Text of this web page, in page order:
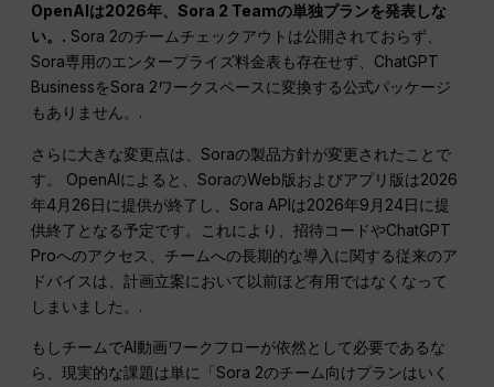
OpenAIは2026年、Sora 2 Teamの単独プランを発表しな
い。. Sora 2のチームチェックアウトは公開されておらず、
Sora専用のエンタープライズ料金表も存在せず、ChatGPT
BusinessをSora 2ワークスペースに変換する公式パッケージ
もありません。.
さらに大きな変更点は、Soraの製品方針が変更されたことで
す。 OpenAIによると、SoraのWeb版およびアプリ版は2026
年4月26日に提供が終了し、Sora APIは2026年9月24日に提
供終了となる予定です。これにより、招待コードやChatGPT
Proへのアクセス、チームへの長期的な導入に関する従来のア
ドバイスは、計画立案において以前ほど有用ではなくなって
しまいました。.
もしチームでAI動画ワークフローが依然として必要であるな
ら、現実的な課題は単に「Sora 2のチーム向けプランはいく